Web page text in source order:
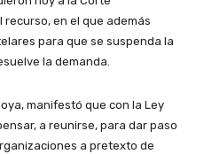
en el que además
para que se suspenda la
la demanda.
manifestó que con la Ley
a reunirse, para dar paso
a pretexto de